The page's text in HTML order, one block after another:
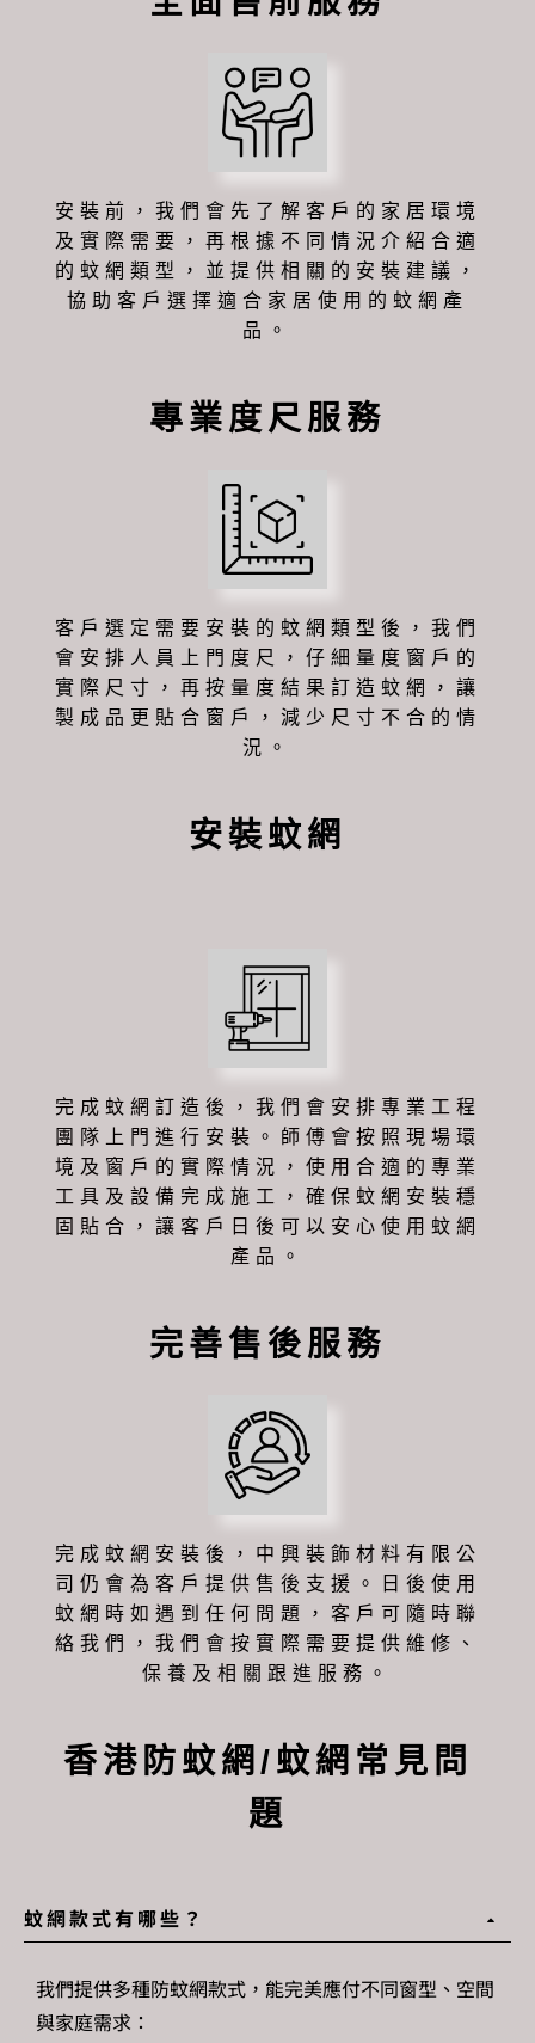
安裝前，我們會先了解客戶的家居環境
及實際需要，再根據不同情況介紹合適
的蚊網類型，並提供相關的安裝建議，
協助客戶選擇適合家居使用的蚊網產
品。
專業度尺服務
客戶選定需要安裝的蚊網類型後，我們
會安排人員上門度尺，仔細量度窗戶的
實際尺寸，再按量度結果訂造蚊網，讓
製成品更貼合窗戶，減少尺寸不合的情
況。
安裝蚊網
完成蚊網訂造後，我們會安排專業工程
團隊上門進行安裝。師傅會按照現場環
境及窗戶的實際情況，使用合適的專業
工具及設備完成施工，確保蚊網安裝穩
固貼合，讓客戶日後可以安心使用蚊網
產品。
完善售後服務
完成蚊網安裝後，中興裝飾材料有限公
司仍會為客戶提供售後支援。日後使用
蚊網時如遇到任何問題，客戶可隨時聯
絡我們，我們會按實際需要提供維修、
保養及相關跟進服務。
香港防蚊網/蚊網常見問
題
蚊網款式有哪些？
我們提供多種防蚊網款式 ，能完美應付不同窗型、空間
與家庭需求：